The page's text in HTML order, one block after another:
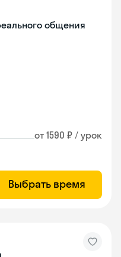
общения
от 1590 ₽ / урок
Выбрать время